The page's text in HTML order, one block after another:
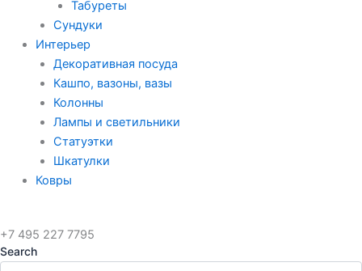
Табуреты
Сундуки
Интерьер
Декоративная посуда
Кашпо, вазоны, вазы
Колонны
Лампы и светильники
Статуэтки
Шкатулки
Ковры
+7 495 227 7795
Search